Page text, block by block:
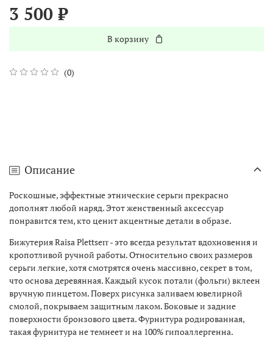
(0)
3 500 ₽
В корзину
Описание
Роскошные, эффектные этнические серьги прекрасно
дополнят любой наряд. Этот женственный аксессуар
понравится тем, кто ценит акцентные детали в образе.
Бижутерия Raisa Plettserr - это всегда результат вдохновения и
кропотливой ручной работы. Относительно своих размеров
серьги легкие, хотя смотрятся очень массивно, секрет в том,
что основа деревянная. Каждый кусок потали (фольги) вклеен
вручную пинцетом. Поверх рисунка заливаем ювелирной
смолой, покрываем защитным лаком. Боковые и задние
поверхности бронзового цвета. Фурнитура родированная,
такая фурнитура не темнеет и на 100% гипоаллергенна.